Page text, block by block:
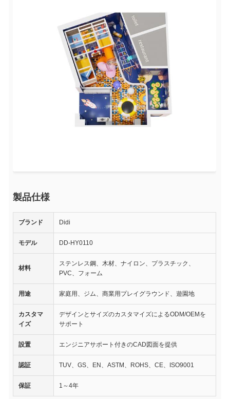
製品仕様
ブランド Didi
モデル DD-HY0110
材料
ステンレス鋼、木材、ナイロン、プラスチック、
PVC、フォーム
用途 家庭用、ジム、商業用プレイグラウンド、遊園地
カスタマ
イズ
デザインとサイズのカスタマイズによるODM/OEMを
サポート
設置 エンジニアサポート付きのCAD図面を提供
認証 TUV、GS、EN、ASTM、ROHS、CE、ISO9001
保証 1～4年